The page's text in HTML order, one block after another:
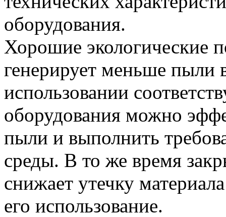
оборудования.
Хорошие экологические
генерирует меньше пыли
использовании
оборудования можно
пыли и выполнить
среды. В то же время
снижает утечку
его использование.